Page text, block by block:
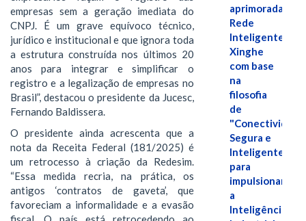
empresas sem a geração imediata do
CNPJ. É um grave equívoco técnico,
jurídico e institucional e que ignora toda
a estrutura construída nos últimos 20
anos para integrar e simplificar o
registro e a legalização de empresas no
Brasil”, destacou o presidente da Jucesc,
Fernando Baldissera.
O presidente ainda acrescenta que a
nota da Receita Federal (181/2025) é
um retrocesso à criação da Redesim.
“Essa medida recria, na prática, os
antigos ‘contratos de gaveta’, que
favoreciam a informalidade e a evasão
aprimorada
Rede
Inteligente
Xinghe
com base
na
filosofia
de
"Conectividade
Segura e
Inteligente"
para
impulsionar
a
Inteligência